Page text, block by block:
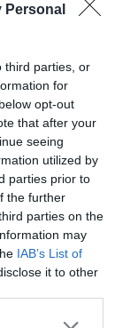
Personal
third parties, or
for
opt-out
that after your
seeing
utilized by
parties prior to
the further
parties on the
may
IAB’s List of
it to other